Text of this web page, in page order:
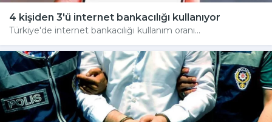
4 kişiden 3'ü internet bankacılığı kullanıyor
Türkiye'de internet bankacılığı kullanım oranı...